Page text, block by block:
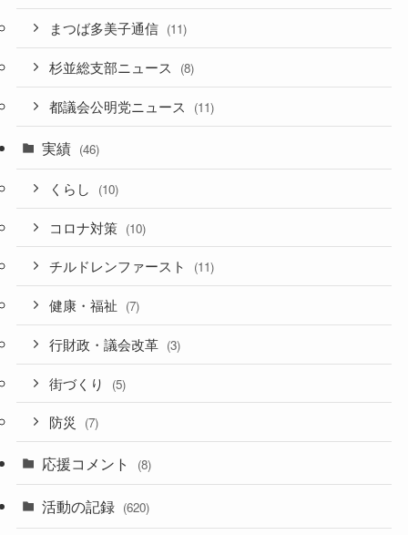
まつば多美子通信 (11)
杉並総支部ニュース (8)
都議会公明党ニュース (11)
実績 (46)
くらし (10)
コロナ対策 (10)
チルドレンファースト (11)
健康・福祉 (7)
行財政・議会改革 (3)
街づくり (5)
防災 (7)
応援コメント (8)
活動の記録 (620)